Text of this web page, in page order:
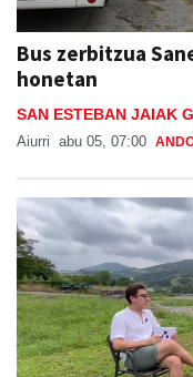
Bus zerbitzua
honetan
SAN ESTEBAN JAIAK
Aiurri abu 05, 07:00